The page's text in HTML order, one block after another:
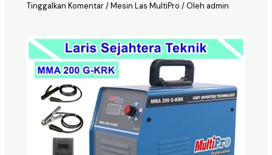
Tinggalkan Komentar/Mesin Las MultiPro / Oleh admin